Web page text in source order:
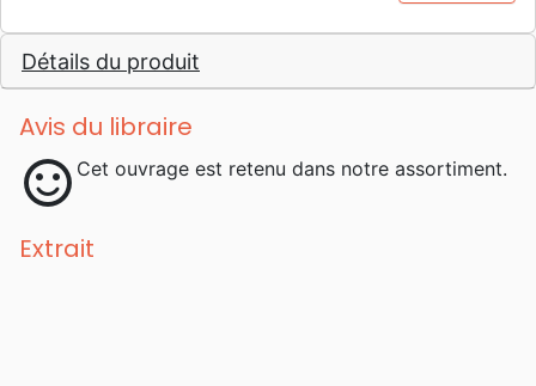
Détails du produit
Avis du libraire
sentiment_satisfied Cet ouvrage est retenu dans notre assortiment.
Extrait